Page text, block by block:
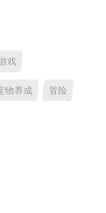
戏
物养成 冒险